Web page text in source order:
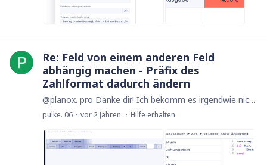
Re: Feld von einem anderen Feld
abhängig machen - Präfix des
Zahlformat dadurch ändern
@planox. pro Danke dir! Ich bekomm es irgendwie nicht hin. Habe den Code von dir in den Trigger "Nach Änderung" im Auswahlfeld "Art" eingefügt und anschließend getestet.…
pulke. 06 vor 2 Jahren Hilfe erhalten